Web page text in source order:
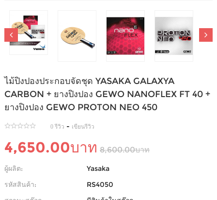
ไม้ปิงปองประกอบจัดชุด YASAKA GALAXYA
CARBON + ยางปิงปอง GEWO NANOFLEX FT 40 +
ยางปิงปอง GEWO PROTON NEO 450
0 รีวิว - เขียนรีวิว
4,650.00บาท 8,600.00บาท
ผู้ผลิต:
Yasaka
รหัสสินค้า:
RS4050